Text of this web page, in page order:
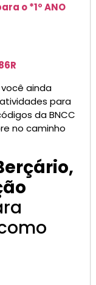
o *1º ANO
ainda
para
da BNCC
no caminho